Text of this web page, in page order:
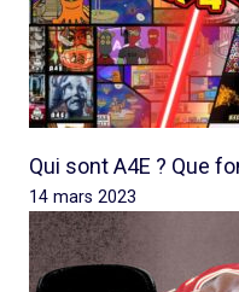
Qui sont A4E ? Que
14 mars 2023